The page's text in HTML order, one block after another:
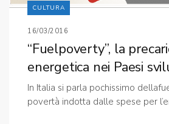
CULTURA
16/03/2016
“Fuelpoverty”, la
energetica nei Paesi
In Italia si parla pochissimo
povertà indotta dalle spese per